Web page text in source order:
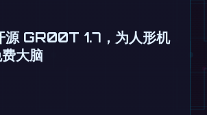
GR00T 1.7，为人形机
大脑